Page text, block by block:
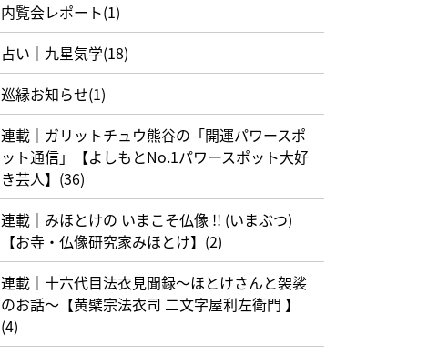
内覧会レポート(1)
占い｜九星気学(18)
巡縁お知らせ(1)
連載｜ガリットチュウ熊谷の「開運パワースポ
ット通信」【よしもとNo.1パワースポット大好
き芸人】(36)
連載｜みほとけの いまこそ仏像 !! (いまぶつ)
【お寺・仏像研究家みほとけ】(2)
連載｜十六代目法衣見聞録〜ほとけさんと袈裟
のお話〜【黄檗宗法衣司 二文字屋利左衛門 】
(4)